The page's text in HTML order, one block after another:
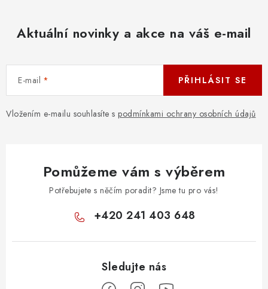
Aktuální novinky a akce na váš e-mail
E-mail
Vložením e-mailu souhlasíte s podmínkami ochrany osobních údajů
PŘIHLÁSIT SE
Pomůžeme vám s výběrem
Potřebujete s něčím poradit? Jsme tu pro vás!
+420 241 403 648